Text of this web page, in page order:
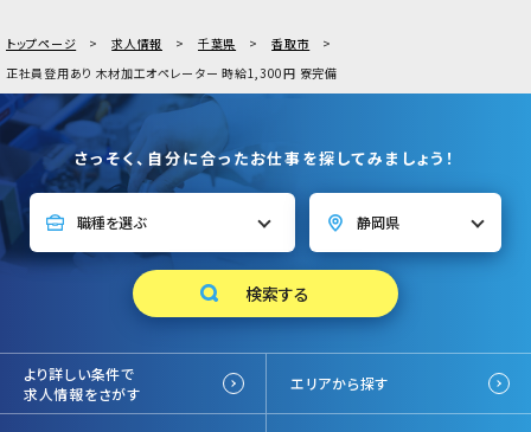
トップページ 求人情報 千葉県
香取市
正社員登用あり 木材加工オペレーター 時給1,300円 寮完備
さっそく、自分に合ったお仕事を探してみましょう！
より詳しい条件で
求人情報をさがす
エリアから探す